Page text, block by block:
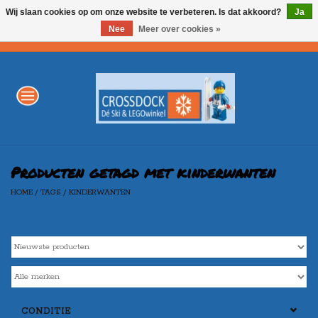
WINTERSPORT
LEGO
Merken
Producten getagd met kinderwanten
HOME / TAGS / KINDERWANTEN
CONDITIE
Wij slaan cookies op om onze website te verbeteren. Is dat akkoord?
Ja
Nee
Meer over cookies »